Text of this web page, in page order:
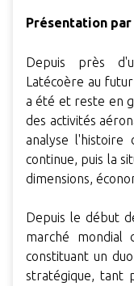
Présentation
Depuis près
Latécoère au
a été et reste en
des activités
analyse l'histoire
continue, puis la
dimensions,
Depuis le début
marché mondial
constituant un
stratégique, tant